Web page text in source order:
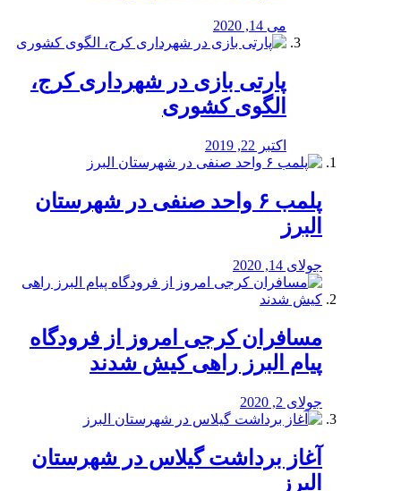
می 14, 2020
پارتی بازی در شهرداری کرج،
الگوی کشوری
اکتبر 22, 2019
پلمب ۶ واحد صنفی در شهرستان
البرز
جولای 14, 2020
مسافران کرجی امروز از فرودگاه
پیام البرز راهی کیش شدند
جولای 2, 2020
آغاز برداشت گیلاس در شهرستان
البرز